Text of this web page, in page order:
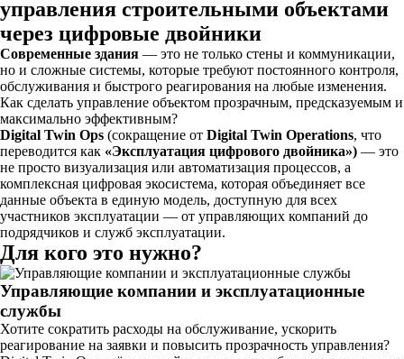
Современные здания — это не только стены и коммуникации,
но и сложные системы, которые требуют постоянного контроля,
обслуживания и быстрого реагирования на любые изменения.
Как сделать управление объектом прозрачным, предсказуемым и
максимально эффективным?
Digital Twin Ops (сокращение от Digital Twin Operations, что
переводится как «Эксплуатация цифрового двойника») — это
не просто визуализация или автоматизация процессов, а
комплексная цифровая экосистема, которая объединяет все
данные объекта в единую модель, доступную для всех
участников эксплуатации — от управляющих компаний до
подрядчиков и служб эксплуатации.
Для кого это нужно?
Управляющие компании и эксплуатационные
службы
Хотите сократить расходы на обслуживание, ускорить
реагирование на заявки и повысить прозрачность управления?